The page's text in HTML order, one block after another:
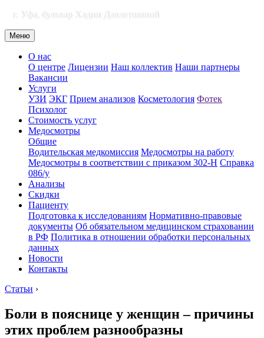
г. Уфа, бульвар Хадии Давлетшиной
Меню
О нас
О центре Лицензии Наш коллектив Наши партнеры
Вакансии
Услуги
УЗИ ЭКГ Прием анализов Косметология Фотек
Психолог
Стоимость услуг
Медосмотры
Общие
Водительская медкомиссия Медосмотры на работу
Медосмотры в соответствии с приказом 302-Н Справка
086/у
Анализы
Скидки
Пациенту
Подготовка к исследованиям Нормативно-правовые
документы Об обязательном медицинском страховании
в РФ Политика в отношении обработки персональных
данных
Новости
Контакты
Статьи ›
Боли в пояснице у женщин – причины
этих проблем разнообразны